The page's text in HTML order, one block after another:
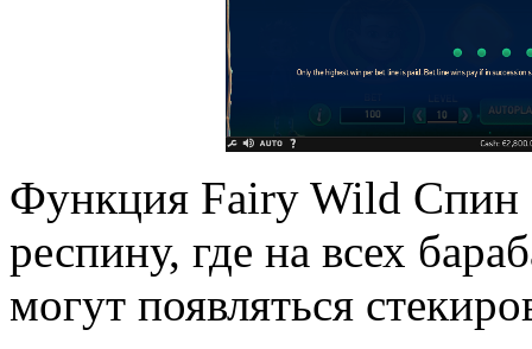
Функция Fairy Wild Спин
респину, где на всех
могут появляться